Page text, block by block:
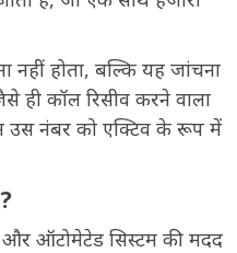
नहीं होता, बल्कि यह जांचना
ही कॉल रिसीव करने वाला
उस नंबर को एक्टिव के रूप में
और ऑटोमेटेड सिस्टम की मदद